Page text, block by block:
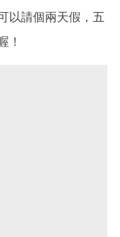
以請個兩天假，五
！